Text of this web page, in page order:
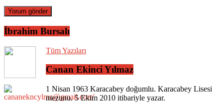
İbrahim Bursalı
Tüm Yazıları
Canan Ekinci Yılmaz
1 Nisan 1963 Karacabey doğumlu. Karacabey Lisesi
mezunu. 5 Ekim 2010 itibariyle yazar.